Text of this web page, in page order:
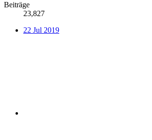
Beiträge
23,827
22 Jul 2019